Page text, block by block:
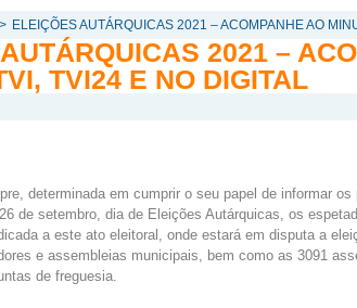
ELEIÇÕES AUTÁRQUICAS 2021 – ACOMPANHE AO
2021 –
TVI24 E NO DIGITAL
determinada em cumprir o seu papel de informar
de setembro, dia de Eleições Autárquicas, os
a este ato eleitoral, onde estará em disputa a
e assembleias municipais, bem como as 3091
de freguesia.